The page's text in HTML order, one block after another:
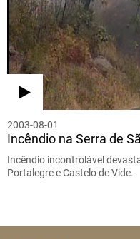
2003-08-01
Incêndio na Serra de
Incêndio incontrolável
Portalegre e Castelo de Vide.